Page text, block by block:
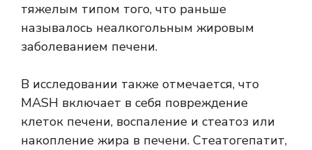
тяжелым типом того, что раньше
называлось неалкогольным жировым
заболеванием печени.
В исследовании также отмечается, что
MASH включает в себя повреждение
клеток печени, воспаление и стеатоз или
накопление жира в печени. Стеатогепатит,